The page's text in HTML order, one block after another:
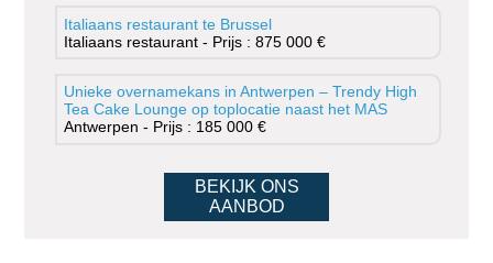
Italiaans restaurant te Brussel
Italiaans restaurant - Prijs : 875 000 €
Unieke overnamekans in Antwerpen – Trendy High
Tea Cake Lounge op toplocatie naast het MAS
Antwerpen - Prijs : 185 000 €
BEKIJK ONS
AANBOD